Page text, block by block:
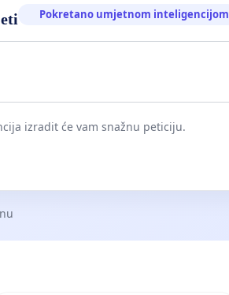
Pokretano umjetnom inteligencijom
izradit će vam snažnu peticiju.